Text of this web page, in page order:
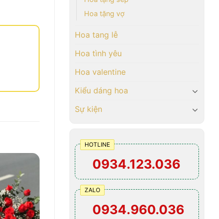
Hoa tặng vợ
Hoa tang lễ
Hoa tình yêu
Hoa valentine
Kiểu dáng hoa
Sự kiện
HOTLINE
0934.123.036
ZALO
0934.960.036